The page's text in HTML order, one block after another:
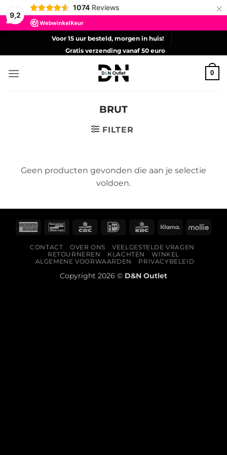
9,2
1074 Reviews ×
Voor 15 uur besteld, morgen in huis!
Gratis verzending vanaf 50 euro
0
BRUT
FILTER
Geen producten gevonden die aan je selectie
voldoen.
American BancontactCBC IDeal KBC Klarna
CONTACT OVER ONS
VEELGESTELDE VRAGEN
RETOURNEREN
KLACHTEN
WINKEL
ALGEMENE VOORWAARDEN
PRIVACYBELEID
Copyright 2026 © D&N Outlet